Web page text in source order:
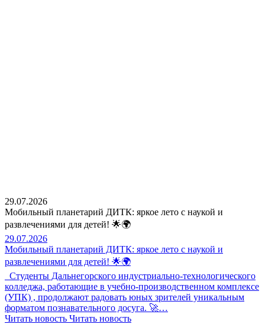
29.07.2026
Мобильный планетарий ДИТК: яркое лето с наукой и
развлечениями для детей! 🌟🌍
29.07.2026
Мобильный планетарий ДИТК: яркое лето с наукой и
развлечениями для детей! 🌟🌍
Студенты Дальнегорского индустриально-технологического
колледжа, работающие в учебно-производственном комплексе
(УПК) , продолжают радовать юных зрителей уникальным
форматом познавательного досуга. 🚀…
Читать новость Читать новость